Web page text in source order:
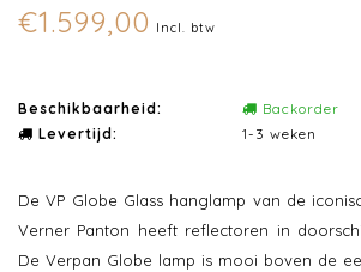
€1.599,00 Incl. btw
Beschikbaarheid:
Backorder
Levertijd:
1-3 weken
De VP Globe Glass hanglamp van de
Verner Panton heeft reflectoren in
De Verpan Globe lamp is mooi boven de